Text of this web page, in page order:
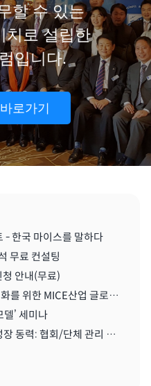
할 수 있는
치로 설립한
입니다.
로가기
- 한국 마이스를 말하다
무료 컨설팅
안내(무료)
‘청년 일자리 창출 및 창업 활성화를 위한 MICE산업 글로벌화를 위한 세미나'
’ 세미나
정책토론회 ‘MICE 산업의 신 성장 동력: 협회/단체 관리 및 복합리조트 산업’